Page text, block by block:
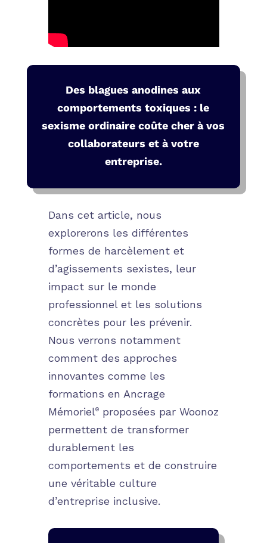
Des blagues anodines aux
comportements toxiques : le
sexisme ordinaire coûte cher à vos
collaborateurs et à votre
entreprise.
Dans cet article, nous
explorerons les différentes
formes de harcèlement et
d’agissements sexistes, leur
impact sur le monde
professionnel et les solutions
concrètes pour les prévenir.
Nous verrons notamment
comment des approches
innovantes comme les
formations en Ancrage
Mémoriel®proposées par Woonoz
permettent de transformer
durablement les
comportements et de construire
une véritable culture
d’entreprise inclusive.